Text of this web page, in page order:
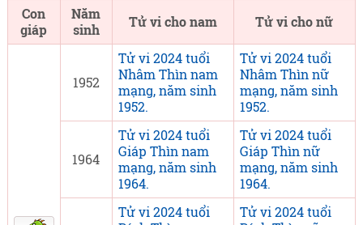
Con
giáp
Năm
sinh
Tử vi cho nam Tử vi cho nữ
1952
Tử vi 2024 tuổi
Nhâm Thìn nam
mạng, năm sinh
1952.
Tử vi 2024 tuổi
Nhâm Thìn nữ
mạng, năm sinh
1952.
1964
Tử vi 2024 tuổi
Giáp Thìn nam
mạng, năm sinh
1964.
Tử vi 2024 tuổi
Giáp Thìn nữ
mạng, năm sinh
1964.
Tử vi 2024 tuổi
Tử vi 2024 tuổi